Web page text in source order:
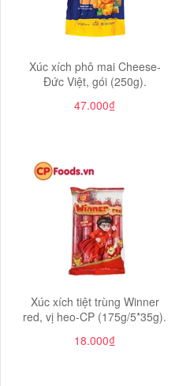
Xúc xích phô mai Cheese-
Đức Việt, gói (250g).
47.000₫
Xúc xích tiệt trùng Winner
red, vị heo-CP (175g/5*35g).
18.000₫